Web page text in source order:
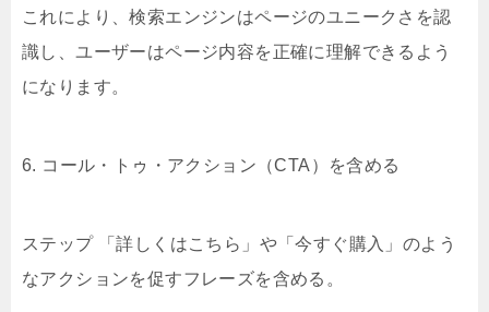
これにより、検索エンジンはページのユニークさを認
識し、ユーザーはページ内容を正確に理解できるよう
になります。
6. コール・トゥ・アクション（CTA）を含める
ステップ 「詳しくはこちら」や「今すぐ購入」のよう
なアクションを促すフレーズを含める。